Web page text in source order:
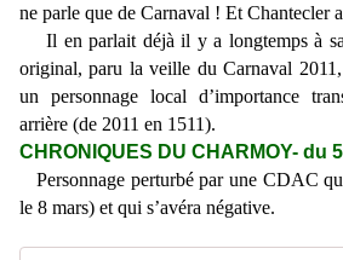
ne parle que de Carnaval ! Et Chantecler
Il en parlait déjà il y a longtemps à sa
original, paru la veille du Carnaval
un personnage local d’importance
arrière (de 2011 en 1511).
CHRONIQUES DU CHARMOY- du
Personnage perturbé par une CDAC
le 8 mars) et qui s’avéra négative.